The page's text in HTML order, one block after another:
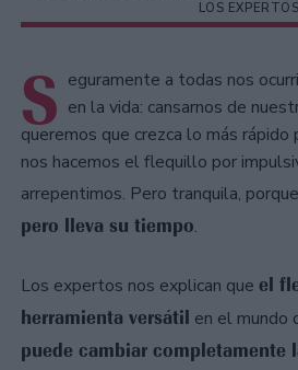
LOS EXPERTOS
S eguramente a todas nos
en la vida: cansarnos de
queremos que crezca lo más rápido
nos hacemos el flequillo por
arrepentimos. Pero tranquila, porque
pero lleva su tiempo.
Los expertos nos explican que el
herramienta versátil en el mundo
puede cambiar completamente